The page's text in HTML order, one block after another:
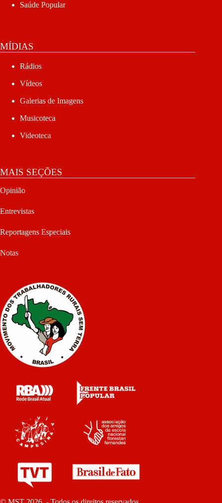
Saúde Popular
MÍDIAS
Rádios
Vídeos
Galerias de Imagens
Musicoteca
Videoteca
MAIS SEÇÕES
Opinião
Entrevistas
Reportagens Especiais
Notas